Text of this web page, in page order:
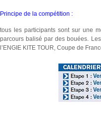
Principe de la compétition :
tous les participants sont sur une
parcours balisé par des bouées.
l’ENGIE KITE TOUR, Coupe de